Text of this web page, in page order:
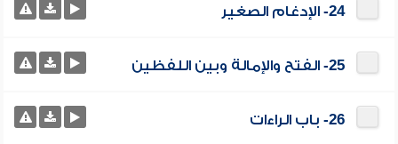
24- الإدغام الصغير
25- الفتح والإمالة وبين اللفظين
26- باب الراءات